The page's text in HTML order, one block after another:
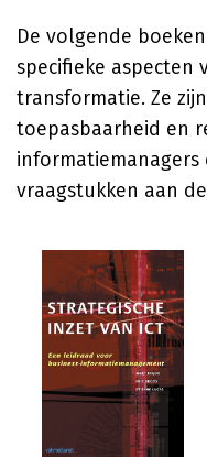
De volgende
specifieke aspecten
transformatie. Ze
toepasbaarheid en
informatiemanagers
vraagstukken aan